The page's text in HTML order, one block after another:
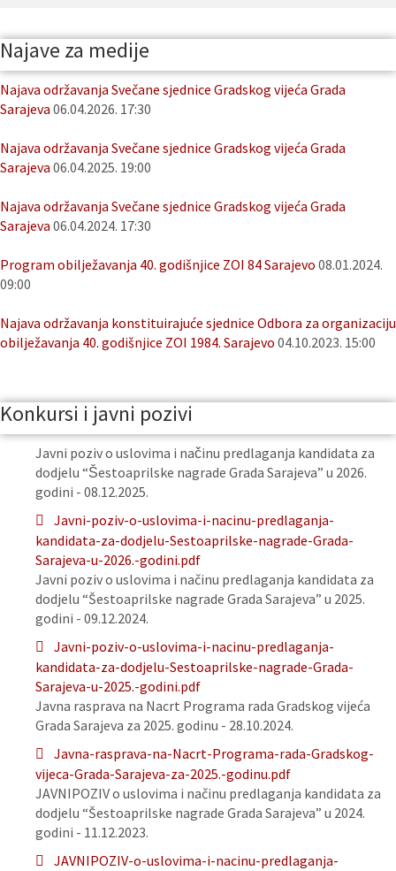
Najave za medije
Najava održavanja Svečane sjednice Gradskog vijeća Grada
Sarajeva 06.04.2026. 17:30
Najava održavanja Svečane sjednice Gradskog vijeća Grada
Sarajeva 06.04.2025. 19:00
Najava održavanja Svečane sjednice Gradskog vijeća Grada
Sarajeva 06.04.2024. 17:30
Program obilježavanja 40. godišnjice ZOI 84 Sarajevo 08.01.2024.
09:00
Najava održavanja konstituirajuće sjednice Odbora za organizaciju
obilježavanja 40. godišnjice ZOI 1984. Sarajevo 04.10.2023. 15:00
Konkursi i javni pozivi
Javni poziv o uslovima i načinu predlaganja kandidata za
dodjelu “Šestoaprilske nagrade Grada Sarajeva” u 2026.
godini - 08.12.2025.
Javni-poziv-o-uslovima-i-nacinu-predlaganja-
kandidata-za-dodjelu-Sestoaprilske-nagrade-Grada-
Sarajeva-u-2026.-godini.pdf
Javni poziv o uslovima i načinu predlaganja kandidata za
dodjelu “Šestoaprilske nagrade Grada Sarajeva” u 2025.
godini - 09.12.2024.
Javni-poziv-o-uslovima-i-nacinu-predlaganja-
kandidata-za-dodjelu-Sestoaprilske-nagrade-Grada-
Sarajeva-u-2025.-godini.pdf
Javna rasprava na Nacrt Programa rada Gradskog vijeća
Grada Sarajeva za 2025. godinu - 28.10.2024.
Javna-rasprava-na-Nacrt-Programa-rada-Gradskog-
vijeca-Grada-Sarajeva-za-2025.-godinu.pdf
JAVNIPOZIV o uslovima i načinu predlaganja kandidata za
dodjelu “Šestoaprilske nagrade Grada Sarajeva” u 2024.
godini - 11.12.2023.
JAVNIPOZIV-o-uslovima-i-nacinu-predlaganja-